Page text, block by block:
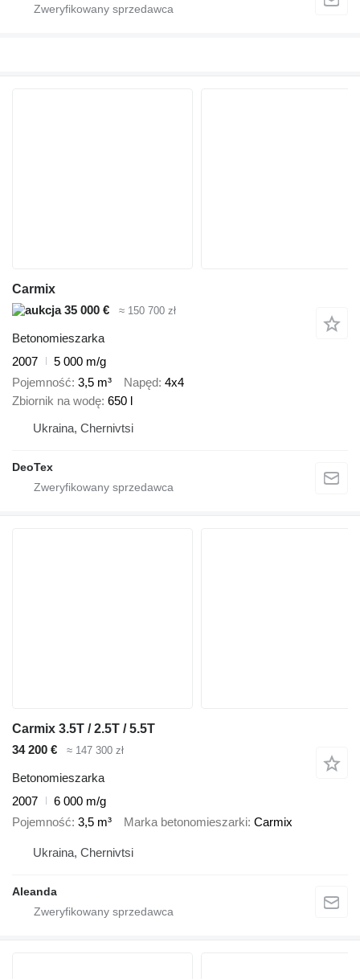
Carmix
35 000 €
≈ 150 700 zł
Betonomieszarka
2007
5 000 m/g
Pojemność 3,5 m³ Napęd 4x4
Zbiornik na wodę 650 l
Ukraina, Chernivtsi
DeoTex
Carmix 3.5T / 2.5T / 5.5T
34 200 €
≈ 147 300 zł
Betonomieszarka
2007
6 000 m/g
Pojemność 3,5 m³ Marka betonomieszarki Carmix
Ukraina, Chernivtsi
Aleanda